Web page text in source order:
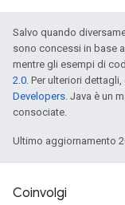
Salvo quando
sono concessi in base
mentre gli esempi di
2.0. Per ulteriori
Developers. Java è un
consociate.
Ultimo aggiornamento
Coinvolgi